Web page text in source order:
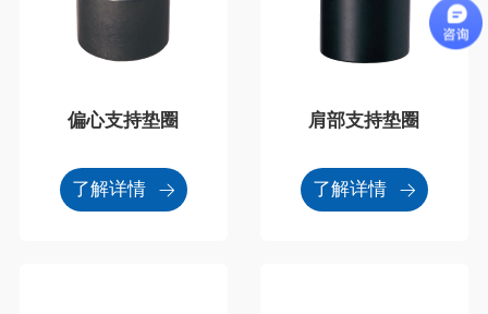
偏心支持垫圈
了解详情
肩部支持垫圈
了解详情